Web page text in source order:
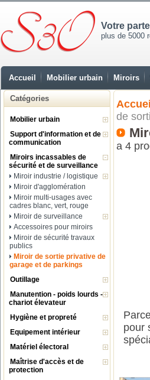
Votre
plus de 5000
Accueil Mobilier urbain Miroirs
Catégories
Mobilier urbain
Support d'information et de
communication
Miroirs incassables de
sécurité et de surveillance
Miroir industrie / logistique
Miroir d'agglomération
Miroir multi-usages avec
cadres blanc, vert, rouge
Miroir de surveillance
Accessoires pour miroirs
Miroir de sécurité travaux
publics
Miroir de sortie privative de
garage et de parkings
Outillage
Manutention - poids lourds -
chariot élevateur
Hygiène et propreté
Equipement intérieur
Matériel électoral
Maîtrise d'accès et de
protection
Accueil
de
a 4
pour